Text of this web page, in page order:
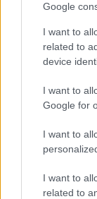
Google
I want to
related to
device
I want to
Google for
I want to
I want to
related to
Στο παρακάτω
έγινε το
από τη
τελευταίες
ξυλοδαρμό
κάταγμα στο